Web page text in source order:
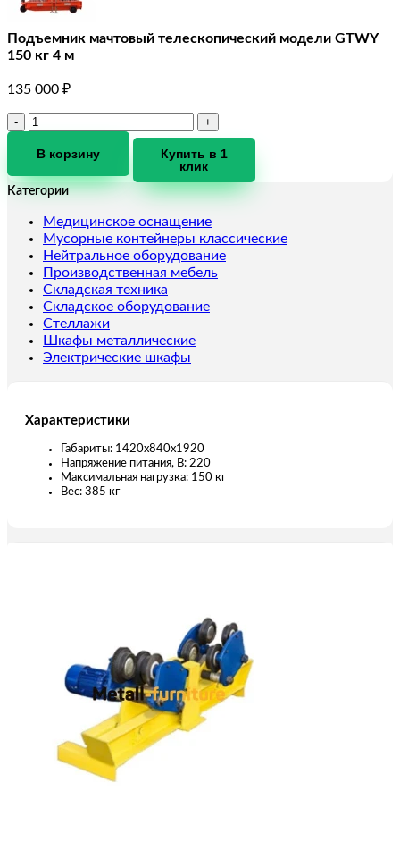
Подъемник мачтовый телескопический модели GTWY
150 кг 4 м
135 000 ₽
Количество
Подъемник
телескопический
GTWY
150
кг
4
м
В корзину
Купить в 1
клик
Категории
Медицинское оснащение
Мусорные контейнеры классические
Нейтральное оборудование
Производственная мебель
Складская техника
Складское оборудование
Стеллажи
Шкафы металлические
Электрические шкафы
Характеристики
Габариты: 1420x840x1920
Напряжение питания, В: 220
Максимальная нагрузка: 150 кг
Вес: 385 кг